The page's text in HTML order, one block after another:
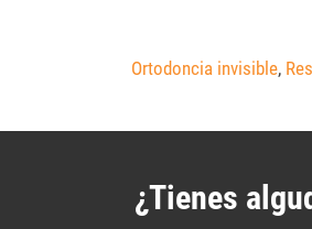
Ortodoncia invisible,
¿Tienes